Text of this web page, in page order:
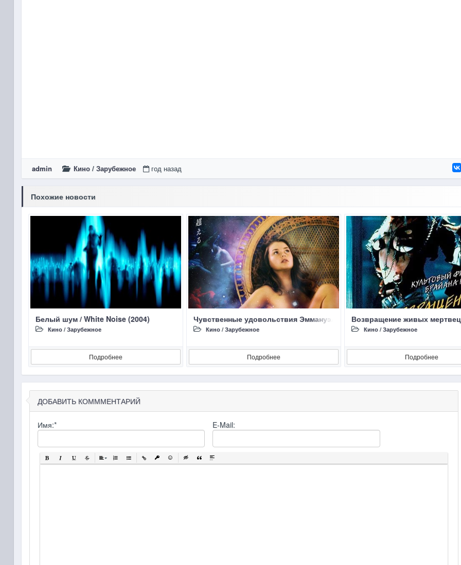
admin Кино/ Зарубежное год назад
Похожие новости
Белый шум / White Noise (2004)
Кино/ Зарубежное
Подробнее
Чувственные удовольствия Эммануэль / Emmanuelle 2001: Emmanuelle's
Кино/ Зарубежное
Подробнее
Возвращение живых
Кино/ Зарубежное
Подробнее
ДОБАВИТЬ КОМММЕНТАРИЙ
Имя:* E-Mail:
Полужирный
КурсивПодчеркнутый
ЗачеркнутыйВыравнивание
Нумерованный список
Маркированный список
Вставить ссылку
Вставить защищенную ссылку
Вставить смайлик
Вставка скрытого текста
Вставка цитаты
Вставка спойлера